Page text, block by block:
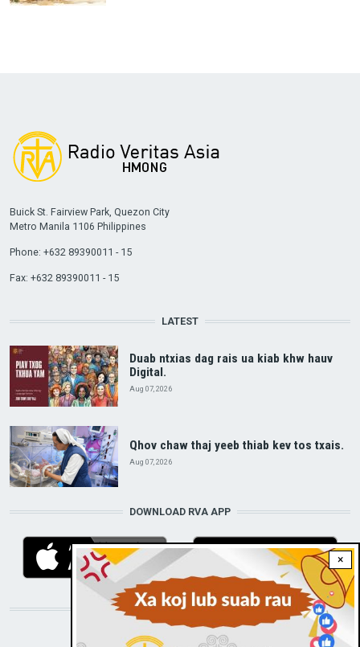
×
Buick St. Fairview Park, Quezon City
Metro Manila 1106 Philippines
Phone: +632 89390011 - 15
Fax: +632 89390011 - 15
LATEST
Duab ntxias dag rais ua kiab khw hauv
Digital.
Aug 07, 2026
Qhov chaw thaj yeeb thiab kev tos txais.
Aug 07, 2026
DOWNLOAD RVA APP
STAY CONNECTED WITH US!